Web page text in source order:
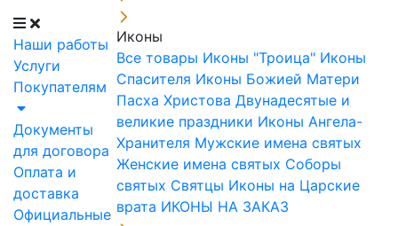
Наши работы
Услуги
Покупателям
Документы
для договора
Оплата и
доставка
Официальные
Иконы
Все товары Иконы "Троица" Иконы
Спасителя Иконы Божией Матери
Пасха Христова Двунадесятые и
великие праздники Иконы Ангела-
Хранителя Мужские имена святых
Женские имена святых Соборы
святых Святцы Иконы на Царские
врата ИКОНЫ НА ЗАКАЗ